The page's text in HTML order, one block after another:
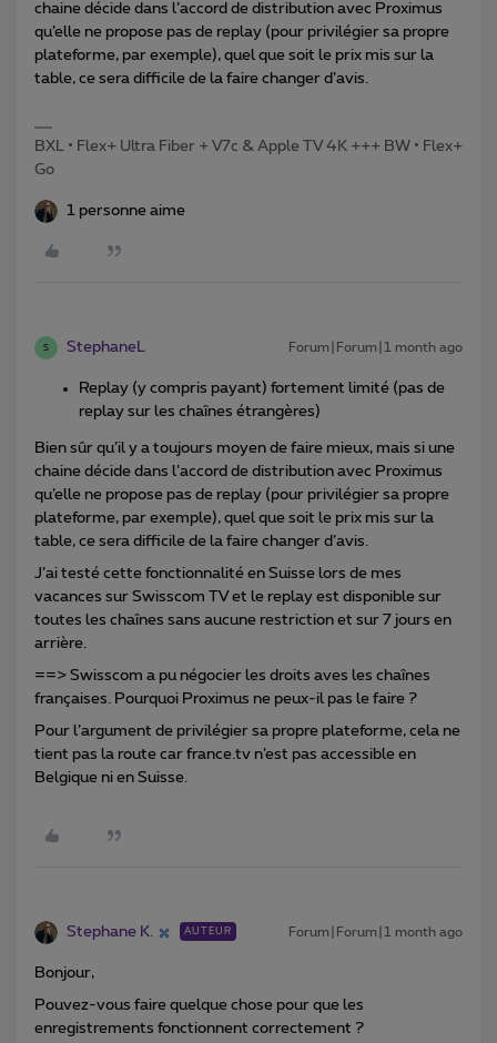
chaine décide dans l’accord de distribution avec Proximus
qu’elle ne propose pas de replay (pour privilégier sa propre
plateforme, par exemple), quel que soit le prix mis sur la
table, ce sera difficile de la faire changer d’avis.
BXL • Flex+ Ultra Fiber + V7c & Apple TV 4K +++ BW • Flex+
Go
1 personne aime
S StephaneL Forum|Forum|1 month ago
Replay (y compris payant) fortement limité (pas de
replay sur les chaînes étrangères)
Bien sûr qu’il y a toujours moyen de faire mieux, mais si une
chaine décide dans l’accord de distribution avec Proximus
qu’elle ne propose pas de replay (pour privilégier sa propre
plateforme, par exemple), quel que soit le prix mis sur la
table, ce sera difficile de la faire changer d’avis.
J’ai testé cette fonctionnalité en Suisse lors de mes
vacances sur Swisscom TV et le replay est disponible sur
toutes les chaînes sans aucune restriction et sur 7 jours en
arrière.
==> Swisscom a pu négocier les droits aves les chaînes
françaises. Pourquoi Proximus ne peux-il pas le faire ?
Pour l’argument de privilégier sa propre plateforme, cela ne
tient pas la route car france.tv n’est pas accessible en
Belgique ni en Suisse.
Stephane K. AUTEUR Forum|Forum|1 month ago
Bonjour,
Pouvez-vous faire quelque chose pour que les
enregistrements fonctionnent correctement ?